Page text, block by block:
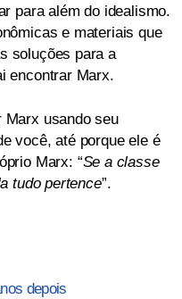
para além do idealismo.
e materiais que
soluções para a
encontrar Marx.
Marx usando seu
você, até porque ele é
Marx: “Se a classe
tudo pertence”.
depois